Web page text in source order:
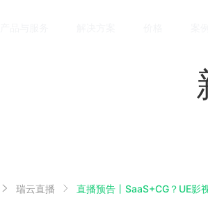
瑞云直播 直播预告丨SaaS+CG？UE影